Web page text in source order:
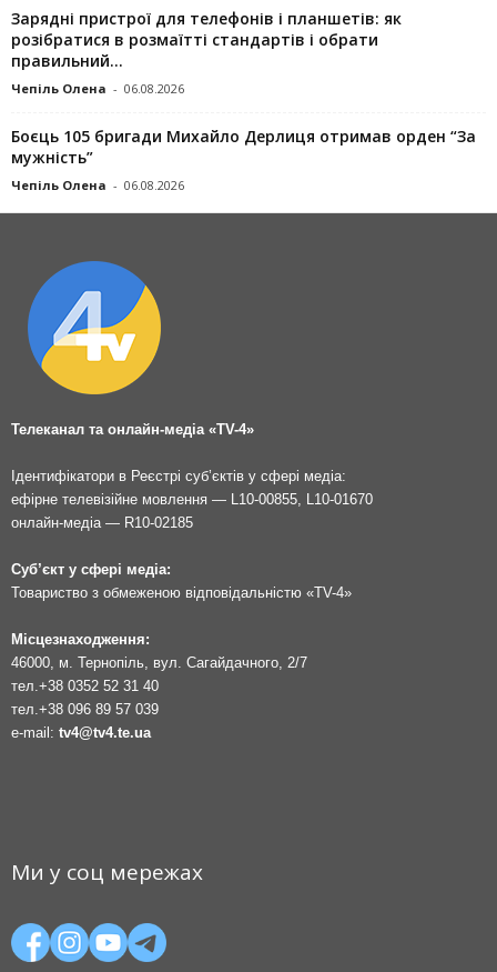
Зарядні пристрої для телефонів і планшетів: як
розібратися в розмаїтті стандартів і обрати
правильний...
Чепіль Олена - 06.08.2026
Боєць 105 бригади Михайло Дерлиця отримав орден “За
мужність”
Чепіль Олена - 06.08.2026
Телеканал та онлайн-медіа «TV-4»
Ідентифікатори в Реєстрі суб’єктів у сфері медіа:
ефірне телевізійне мовлення — L10-00855, L10-01670
онлайн-медіа — R10-02185
Суб’єкт у сфері медіа:
Товариство з обмеженою відповідальністю «TV-4»
Місцезнаходження:
46000, м. Тернопіль, вул. Сагайдачного, 2/7
тел.+38 0352 52 31 40
тел.+38 096 89 57 039
e-mail: tv4@tv4.te.ua
Ми у соц мережах